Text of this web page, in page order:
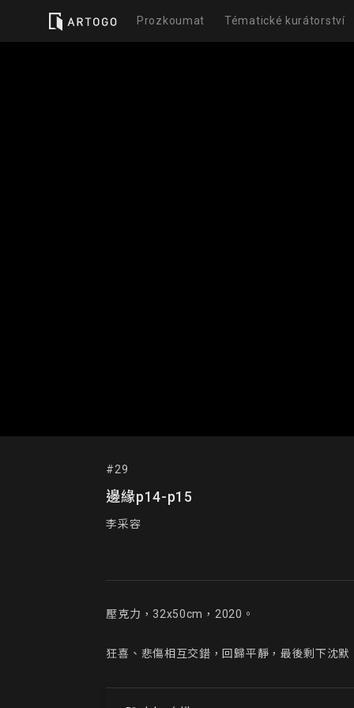
Prozkoumat Tématické kurátorství
#29
邊緣p14-p15
李采容
壓克力，32x50cm，2020。
狂喜、悲傷相互交錯，回歸平靜，最後剩下沈默